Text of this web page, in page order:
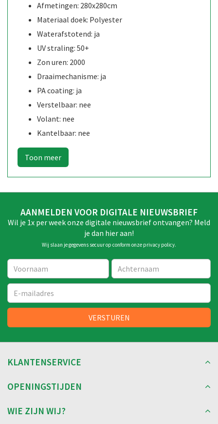
Afmetingen: 280x280cm
Materiaal doek: Polyester
Waterafstotend: ja
UV straling: 50+
Zon uren: 2000
Draaimechanisme: ja
PA coating: ja
Verstelbaar: nee
Volant: nee
Kantelbaar: nee
AANMELDEN VOOR DIGITALE NIEUWSBRIEF
Wil je 1x per week onze digitale nieuwsbrief ontvangen? Meld
je dan hier aan!
Wij slaan je gegevens secuur op conform onze privacy policy.
KLANTENSERVICE
OPENINGSTIJDEN
WIE ZIJN WIJ?